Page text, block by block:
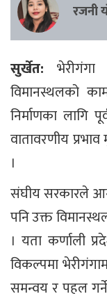
रजनी
सुर्खेत:भेरीगंगा
विमानस्थलको
निर्माणका
वातावरणीय
।
संघीय सरकारले
पनि उक्त
। यता कर्णाली
विकल्पमा
समन्वय र पहल